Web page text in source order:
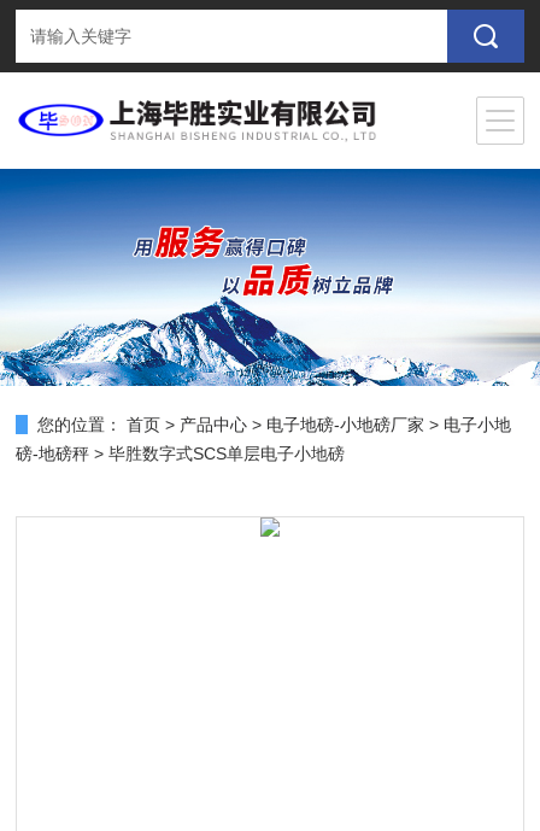
您的位置： 首页 > 产品中心 > 电子地磅-小地磅厂家 > 电子小地
磅-地磅秤 > 毕胜数字式SCS单层电子小地磅